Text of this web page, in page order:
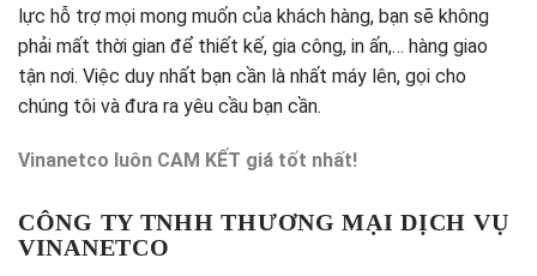
lực hỗ trợ mọi mong muốn của khách hàng, bạn sẽ không
phải mất thời gian để thiết kế, gia công, in ấn,… hàng giao
tận nơi. Việc duy nhất bạn cần là nhất máy lên, gọi cho
chúng tôi và đưa ra yêu cầu bạn cần.
Vinanetco luôn CAM KẾT giá tốt nhất!
CÔNG TY TNHH THƯƠNG MẠI DỊCH VỤ
VINANETCO